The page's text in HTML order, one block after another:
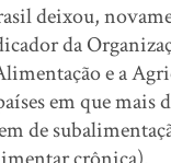
deixou,
da
e a
em que mais
de